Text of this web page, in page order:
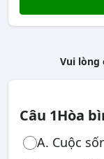
Vui lòng
Câu 1Hòa
A. Cuộc